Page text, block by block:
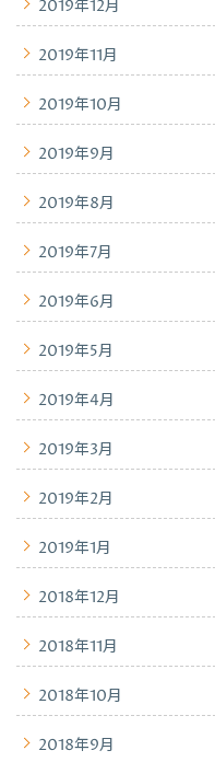
2019年12月
2019年11月
2019年10月
2019年9月
2019年8月
2019年7月
2019年6月
2019年5月
2019年4月
2019年3月
2019年2月
2019年1月
2018年12月
2018年11月
2018年10月
2018年9月